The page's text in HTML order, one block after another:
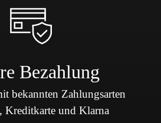
Bezahlung
bekannten Zahlungsarten
Kreditkarte und Klarna